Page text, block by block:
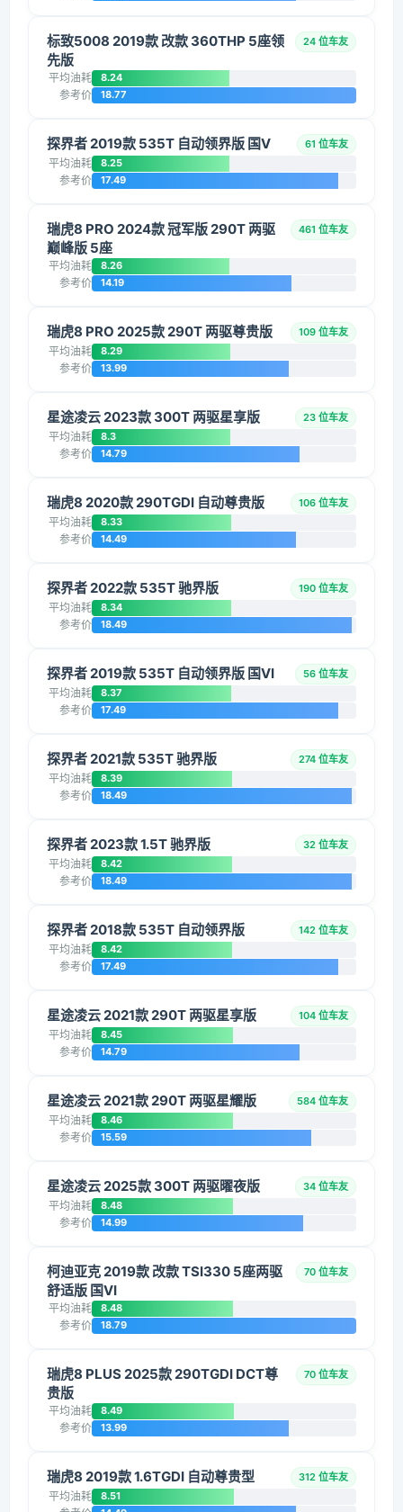
标致5008 2019款 改款 360THP 5座领
先版
24 位车友
平均油耗 8.24
参考价 18.77
探界者 2019款 535T 自动领界版 国V 61 位车友
平均油耗 8.25
参考价 17.49
瑞虎8 PRO 2024款 冠军版 290T 两驱
巅峰版 5座
461 位车友
平均油耗 8.26
参考价 14.19
瑞虎8 PRO 2025款 290T 两驱尊贵版 109 位车友
平均油耗 8.29
参考价 13.99
星途凌云 2023款 300T 两驱星享版 23 位车友
平均油耗 8.3
参考价 14.79
瑞虎8 2020款 290TGDI 自动尊贵版 106 位车友
平均油耗 8.33
参考价 14.49
探界者 2022款 535T 驰界版 190 位车友
平均油耗 8.34
参考价 18.49
探界者 2019款 535T 自动领界版 国VI 56 位车友
平均油耗 8.37
参考价 17.49
探界者 2021款 535T 驰界版 274 位车友
平均油耗 8.39
参考价 18.49
探界者 2023款 1.5T 驰界版 32 位车友
平均油耗 8.42
参考价 18.49
探界者 2018款 535T 自动领界版 142 位车友
平均油耗 8.42
参考价 17.49
星途凌云 2021款 290T 两驱星享版 104 位车友
平均油耗 8.45
参考价 14.79
星途凌云 2021款 290T 两驱星耀版 584 位车友
平均油耗 8.46
参考价 15.59
星途凌云 2025款 300T 两驱曜夜版 34 位车友
平均油耗 8.48
参考价 14.99
柯迪亚克 2019款 改款 TSI330 5座两驱
舒适版 国VI
70 位车友
平均油耗 8.48
参考价 18.79
瑞虎8 PLUS 2025款 290TGDI DCT尊
贵版
70 位车友
平均油耗 8.49
参考价 13.99
瑞虎8 2019款 1.6TGDI 自动尊贵型 312 位车友
平均油耗 8.51